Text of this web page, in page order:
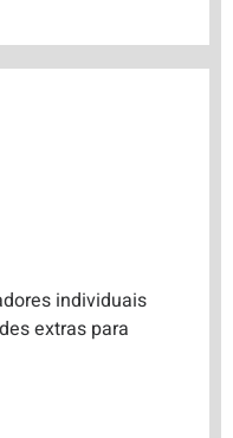
individuais
extras para